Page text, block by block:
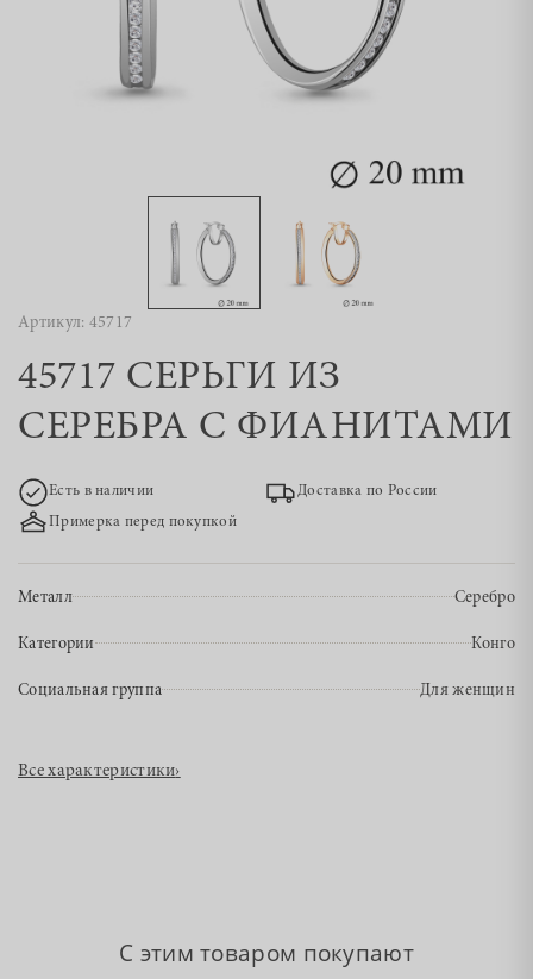
Артикул: 45717
45717 СЕРЬГИ ИЗ
СЕРЕБРА С ФИАНИТАМИ
Есть в наличии
Доставка по России
Примерка перед покупкой
Металл Серебро
Категории Конго
Социальная группа Для женщин
Все характеристики›
С этим товаром покупают